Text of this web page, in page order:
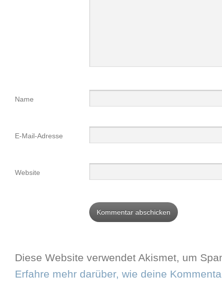
Name
E-Mail-Adresse
Website
Diese Website verwendet Akismet, um
Erfahre mehr darüber, wie deine